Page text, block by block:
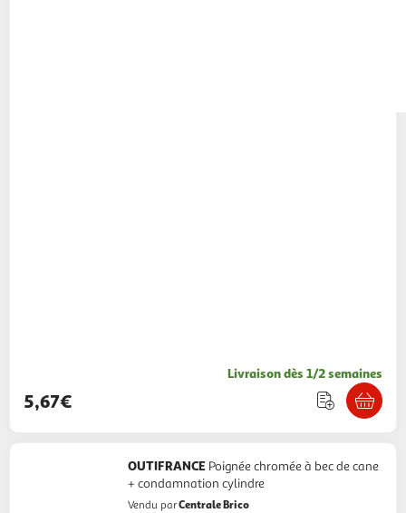
Livraison dès 1/2 semaines
5,67€
OUTIFRANCE
+ condamnation cylindre
Vendu parCentrale Brico